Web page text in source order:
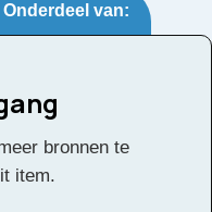
Onderdeel van:
bronnen te
item.